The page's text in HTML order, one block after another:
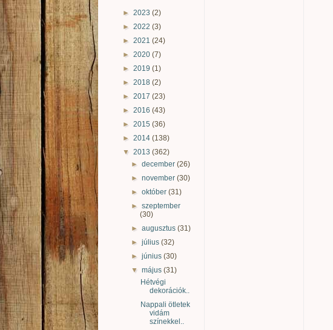
► 2023 (2)
► 2022 (3)
► 2021 (24)
► 2020 (7)
► 2019 (1)
► 2018 (2)
► 2017 (23)
► 2016 (43)
► 2015 (36)
► 2014 (138)
▼ 2013 (362)
►december(26)
►november(30)
►október(31)
►szeptember
(30)
►augusztus(31)
►július(32)
►június(30)
▼május(31)
Hétvégi
dekorációk..
Nappali ötletek
vidám
színekkel..